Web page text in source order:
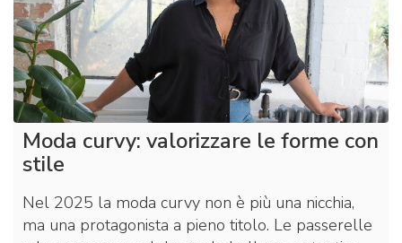
Moda curvy: valorizzare le forme con
stile
Nel 2025 la moda curvy non è più una nicchia,
ma una protagonista a pieno titolo. Le passerelle